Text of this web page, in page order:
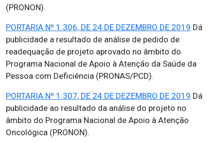
(PRONON).
PORTARIA Nº 1.306, DE 24 DE DEZEMBRO DE 2019 Dá
publicidade a resultado de análise de pedido de
readequação de projeto aprovado no âmbito do
Programa Nacional de Apoio à Atenção da Saúde da
Pessoa com Deficiência (PRONAS/PCD).
PORTARIA Nº 1.307, DE 24 DE DEZEMBRO DE 2019 Dá
publicidade ao resultado da análise do projeto no
âmbito do Programa Nacional de Apoio à Atenção
Oncológica (PRONON).